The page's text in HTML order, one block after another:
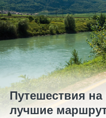
Путешествия
лучшие